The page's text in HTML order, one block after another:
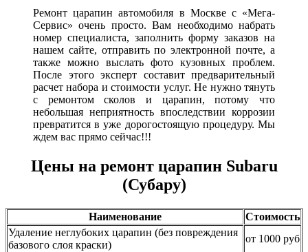
Ремонт царапин автомобиля в Москве с «Мега-
Сервис» очень просто. Вам необходимо набрать
номер специалиста, заполнить форму заказов на
нашем сайте, отправить по электронной почте, а
также можно выслать фото кузовных проблем.
После этого эксперт составит предварительный
расчет набора и стоимости услуг. Не нужно тянуть
с ремонтом сколов и царапин, потому что
небольшая неприятность впоследствии коррозии
превратится в уже дорогостоящую процедуру. Мы
ждем вас прямо сейчас!!!
Цены на ремонт царапин Subaru
(Субару)
Наименование
Стоимость
Удаление неглубоких царапин (без повреждения
базового слоя краски)
от 1000 руб